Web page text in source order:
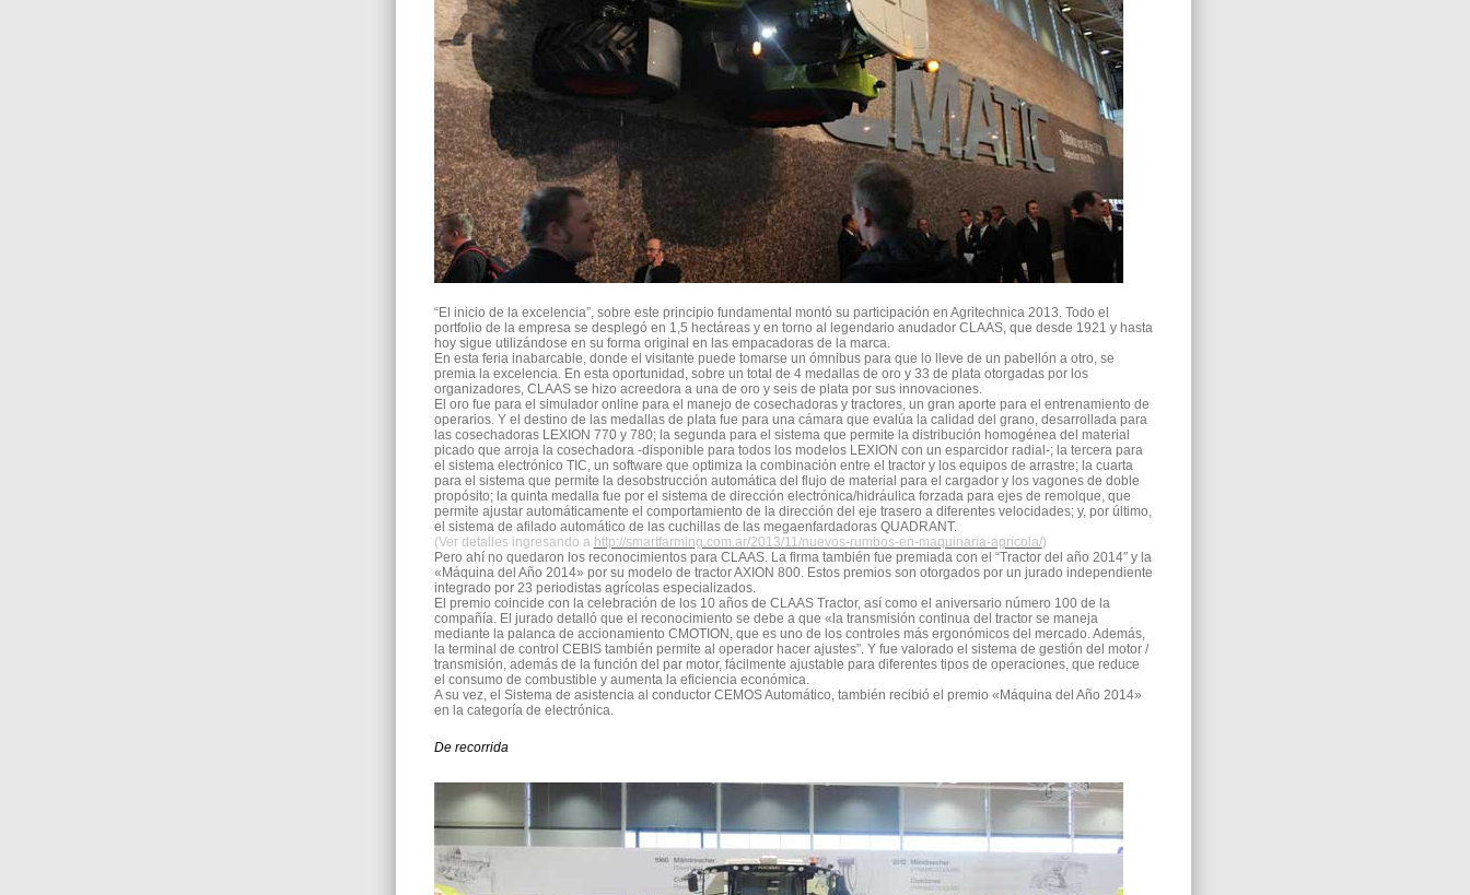
“El inicio de la excelencia”, sobre este principio fundamental montó su participación en Agritechnica 2013. Todo el
portfolio de la empresa se desplegó en 1,5 hectáreas y en torno al legendario anudador CLAAS, que desde 1921 y hasta
hoy sigue utilizándose en su forma original en las empacadoras de la marca.
En esta feria inabarcable, donde el visitante puede tomarse un ómnibus para que lo lleve de un pabellón a otro, se
premia la excelencia. En esta oportunidad, sobre un total de 4 medallas de oro y 33 de plata otorgadas por los
organizadores, CLAAS se hizo acreedora a una de oro y seis de plata por sus innovaciones.
El oro fue para el simulador online para el manejo de cosechadoras y tractores, un gran aporte para el entrenamiento de
operarios. Y el destino de las medallas de plata fue para una cámara que evalúa la calidad del grano, desarrollada para
las cosechadoras LEXION 770 y 780; la segunda para el sistema que permite la distribución homogénea del material
picado que arroja la cosechadora -disponible para todos los modelos LEXION con un esparcidor radial-; la tercera para
el sistema electrónico TIC, un software que optimiza la combinación entre el tractor y los equipos de arrastre; la cuarta
para el sistema que permite la desobstrucción automática del flujo de material para el cargador y los vagones de doble
propósito; la quinta medalla fue por el sistema de dirección electrónica/hidráulica forzada para ejes de remolque, que
permite ajustar automáticamente el comportamiento de la dirección del eje trasero a diferentes velocidades; y, por último,
el sistema de afilado automático de las cuchillas de las megaenfardadoras QUADRANT.
(Ver detalles ingresando a http://smartfarming.com.ar/2013/11/nuevos-rumbos-en-maquinaria-agricola/)
Pero ahí no quedaron los reconocimientos para CLAAS. La firma también fue premiada con el “Tractor del año 2014″ y la
«Máquina del Año 2014» por su modelo de tractor AXION 800. Estos premios son otorgados por un jurado independiente
integrado por 23 periodistas agrícolas especializados.
El premio coincide con la celebración de los 10 años de CLAAS Tractor, así como el aniversario número 100 de la
compañía. El jurado detalló que el reconocimiento se debe a que «la transmisión continua del tractor se maneja
mediante la palanca de accionamiento CMOTION, que es uno de los controles más ergonómicos del mercado. Además,
la terminal de control CEBIS también permite al operador hacer ajustes”. Y fue valorado el sistema de gestión del motor /
transmisión, además de la función del par motor, fácilmente ajustable para diferentes tipos de operaciones, que reduce
el consumo de combustible y aumenta la eficiencia económica.
A su vez, el Sistema de asistencia al conductor CEMOS Automático, también recibió el premio «Máquina del Año 2014»
en la categoría de electrónica.
De recorrida